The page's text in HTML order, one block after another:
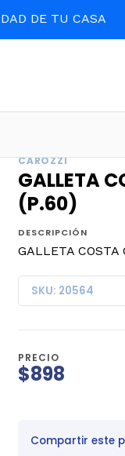
DE TU CASA
CAROZZI
GALLETA
(P.60)
DESCRIPCIÓN
GALLETA COSTA
SKU: 20564
PRECIO
$898
Compartir este